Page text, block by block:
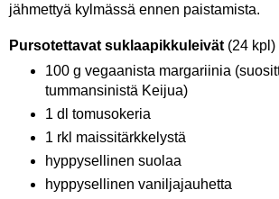
jähmettyä kylmässä ennen paistamista.
Pursotettavat suklaapikkuleivät (24 kpl)
100 g vegaanista margariinia
tummansinistä Keijua)
1 dl tomusokeria
1 rkl maissitärkkelystä
hyppysellinen suolaa
hyppysellinen vaniljajauhetta